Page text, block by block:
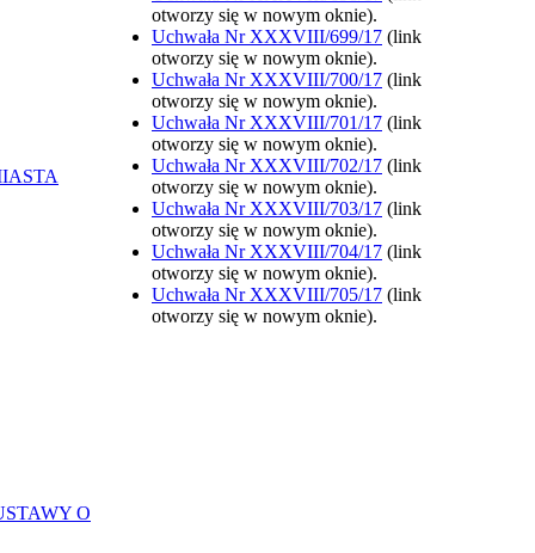
O
otworzy się w nowym oknie).
Uchwała Nr XXXVIII/699/17 (link
otworzy się w nowym oknie).
Uchwała Nr XXXVIII/700/17 (link
otworzy się w nowym oknie).
Uchwała Nr XXXVIII/701/17 (link
otworzy się w nowym oknie).
Uchwała Nr XXXVIII/702/17 (link
otworzy się w nowym oknie).
Uchwała Nr XXXVIII/703/17 (link
otworzy się w nowym oknie).
Uchwała Nr XXXVIII/704/17 (link
otworzy się w nowym oknie).
Uchwała Nr XXXVIII/705/17 (link
otworzy się w nowym oknie).